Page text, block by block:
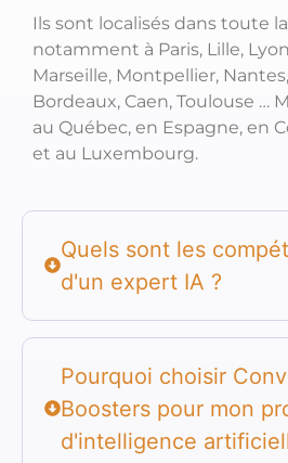
Ils sont localisés dans toute
notamment à Paris, Lille,
Marseille, Montpellier,
Bordeaux, Caen, Toulouse …
au Québec, en Espagne, en
et au Luxembourg.
Quels sont les
d'un expert IA ?
Pourquoi choisir
Boosters pour mon
d'intelligence